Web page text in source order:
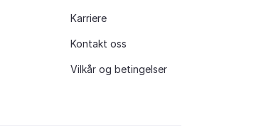
Karriere
Kontakt oss
Vilkår og betingelser